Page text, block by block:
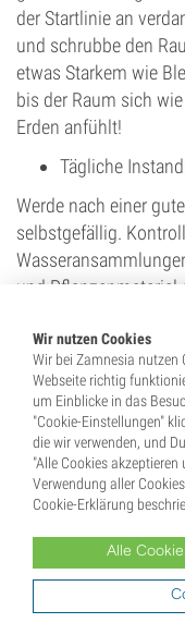
der Startlinie an
und schrubbe den
etwas Starkem wie
bis der Raum sich
Erden anfühlt!
Tägliche
Werde nach einer
selbstgefällig.
und Pflanzenmaterial
Schädlinge.
Wische einmal
Raum relativ sauber
Regelmäßige
Wir nutzen Cookies
Wir bei Zamnesia nutzen
Webseite richtig
um Einblicke in das
"Cookie-Einstellungen"
die wir verwenden, und
"Alle Cookies
Verwendung aller
Cookie-Erklärung
Alle